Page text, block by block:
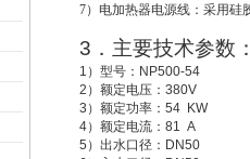
7）电加热器电源线：采用硅
3 ． 主要技术参数
1 ）型号： NP500-54
2 ）额定电压： 380V
3 ）额定功率： 54 KW
4）额定电流： 81 A
5 ）出水口径： DN50